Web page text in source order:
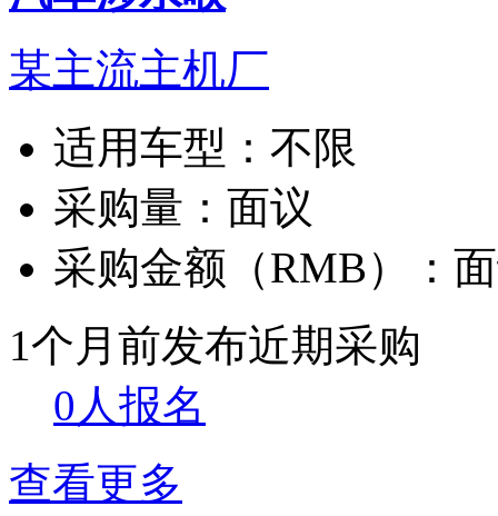
某主流主机厂
适用车型： 不限
采购量： 面议
采购金额（RMB）：
1个月前发布近期采购
0人报名
查看更多